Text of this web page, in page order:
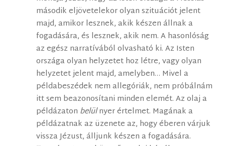
második eljövetelekor olyan szituációt jelent
majd, amikor lesznek, akik készen állnak a
fogadására, és lesznek, akik nem. A hasonlóság
az egész narratívából olvasható ki. Az Isten
országa olyan helyzetet hoz létre, vagy olyan
helyzetet jelent majd, amelyben… Mivel a
példabeszédek nem allegóriák, nem próbálnám
itt sem beazonosítani minden elemét. Az olaj a
példázaton belülnyer értelmet. Magának a
példázatnak az üzenete az, hogy éberen várjuk
vissza Jézust, álljunk készen a fogadására.